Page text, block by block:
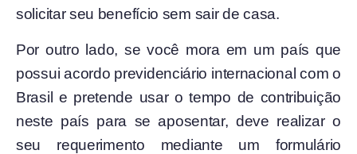
solicitar seu benefício sem sair de casa.
Por outro lado, se você mora em um país que
possui acordo previdenciário internacional com o
Brasil e pretende usar o tempo de contribuição
neste país para se aposentar, deve realizar o
seu requerimento mediante um formulário